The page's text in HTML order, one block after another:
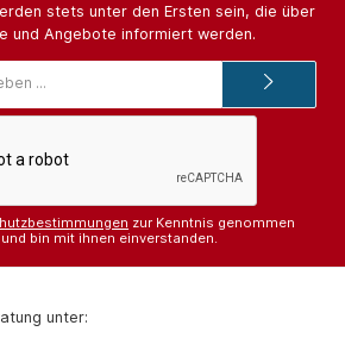
stets unter den Ersten sein, die über
und Angebote informiert werden.
Mail-
zur Kenntnis genommen
bin mit ihnen einverstanden.
unter: